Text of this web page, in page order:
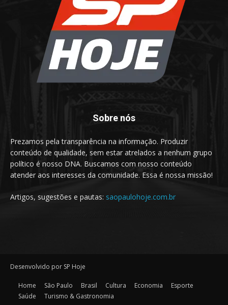
Sobre nós
Prezamos pela transparência na informação. Produzir
conteúdo de qualidade, sem estar atrelados a nenhum grupo
político é nosso DNA. Buscamos com nosso conteúdo
atender aos interesses da comunidade. Essa é nossa missão!
Artigos, sugestões e pautas: saopaulohoje.com.br
Desenvolvido por SP Hoje
Home São Paulo Brasil Cultura Economia
Esporte
Saúde
Turismo & Gastronomia